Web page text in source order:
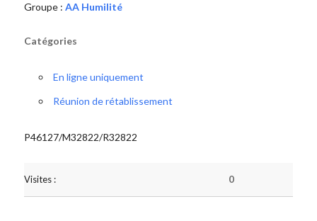
Groupe : AA Humilité
Catégories
En ligne uniquement
Réunion de rétablissement
P46127/M32822/R32822
Visites : 0